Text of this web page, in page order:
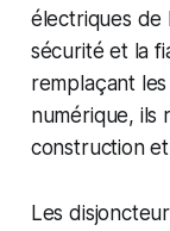
électriques de
sécurité et la
remplaçant
numérique, ils
construction
Les